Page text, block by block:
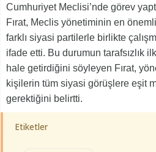
Cumhuriyet Meclisi’nde görev
Fırat, Meclis yönetiminin en
farklı siyasi partilerle birlikte
ifade etti. Bu durumun tarafsızlık
hale getirdiğini söyleyen Fırat,
kişilerin tüm siyasi görüşlere eşit
gerektiğini belirtti.
Etiketler